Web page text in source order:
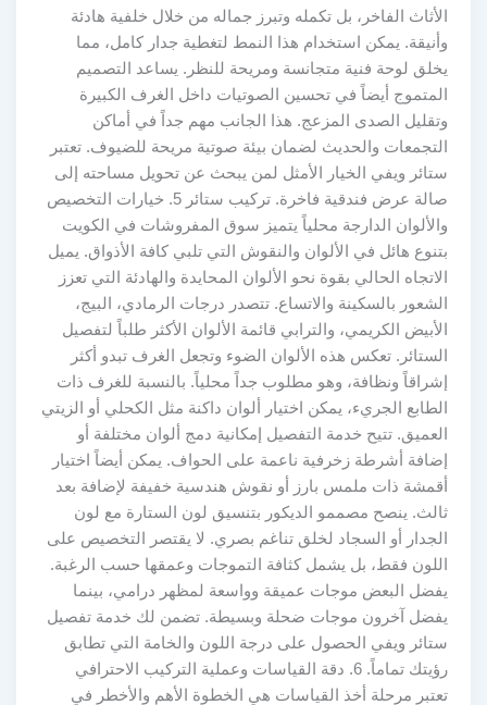
الأثاث الفاخر، بل تكمله وتبرز جماله من خلال خلفية هادئة
وأنيقة. يمكن استخدام هذا النمط لتغطية جدار كامل، مما
يخلق لوحة فنية متجانسة ومريحة للنظر. يساعد التصميم
المتموج أيضاً في تحسين الصوتيات داخل الغرف الكبيرة
وتقليل الصدى المزعج. هذا الجانب مهم جداً في أماكن
التجمعات والحديث لضمان بيئة صوتية مريحة للضيوف. تعتبر
ستائر ويفي الخيار الأمثل لمن يبحث عن تحويل مساحته إلى
صالة عرض فندقية فاخرة. تركيب ستائر 5. خيارات التخصيص
والألوان الدارجة محلياً يتميز سوق المفروشات في الكويت
بتنوع هائل في الألوان والنقوش التي تلبي كافة الأذواق. يميل
الاتجاه الحالي بقوة نحو الألوان المحايدة والهادئة التي تعزز
الشعور بالسكينة والاتساع. تتصدر درجات الرمادي، البيج،
الأبيض الكريمي، والترابي قائمة الألوان الأكثر طلباً لتفصيل
الستائر. تعكس هذه الألوان الضوء وتجعل الغرف تبدو أكثر
إشراقاً ونظافة، وهو مطلوب جداً محلياً. بالنسبة للغرف ذات
الطابع الجريء، يمكن اختيار ألوان داكنة مثل الكحلي أو الزيتي
العميق. تتيح خدمة التفصيل إمكانية دمج ألوان مختلفة أو
إضافة أشرطة زخرفية ناعمة على الحواف. يمكن أيضاً اختيار
أقمشة ذات ملمس بارز أو نقوش هندسية خفيفة لإضافة بعد
ثالث. ينصح مصممو الديكور بتنسيق لون الستارة مع لون
الجدار أو السجاد لخلق تناغم بصري. لا يقتصر التخصيص على
اللون فقط، بل يشمل كثافة التموجات وعمقها حسب الرغبة.
يفضل البعض موجات عميقة وواسعة لمظهر درامي، بينما
يفضل آخرون موجات ضحلة وبسيطة. تضمن لك خدمة تفصيل
ستائر ويفي الحصول على درجة اللون والخامة التي تطابق
رؤيتك تماماً. 6. دقة القياسات وعملية التركيب الاحترافي
تعتبر مرحلة أخذ القياسات هي الخطوة الأهم والأخطر في